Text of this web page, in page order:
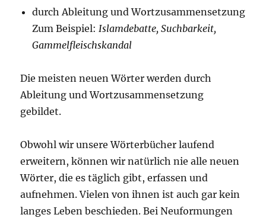
durch Ableitung und Wortzusammensetzung
Zum Beispiel:Islamdebatte, Suchbarkeit,
Gammelfleischskandal
Die meisten neuen Wörter werden durch
Ableitung und Wortzusammensetzung
gebildet.
Obwohl wir unsere Wörterbücher laufend
erweitern, können wir natürlich nie alle neuen
Wörter, die es täglich gibt, erfassen und
aufnehmen. Vielen von ihnen ist auch gar kein
langes Leben beschieden. Bei Neuformungen